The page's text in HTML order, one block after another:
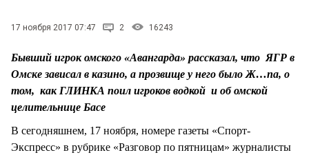
17 ноября 2017 07:47 2 16243
Бывший игрок омского «Авангарда» рассказал, что ЯГР в
Омске зависал в казино, а прозвище у него было Ж…па, о
том, как ГЛИНКА поил игроков водкой и об омской
целительнице Басе
В сегодняшнем, 17 ноября, номере газеты «Спорт-
Экспресс» в рубрике «Разговор по пятницам» журналисты